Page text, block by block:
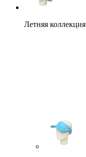
Летняя коллекция